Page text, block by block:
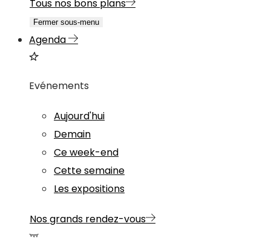
Tous nos bons plans
Fermer sous-menu
Agenda
Evénements
Aujourd'hui
Demain
Ce week-end
Cette semaine
Les expositions
Nos grands rendez-vous